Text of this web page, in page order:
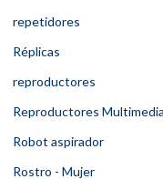
repetidores
Réplicas
reproductores
Reproductores Multimedia
Robot aspirador
Rostro - Mujer